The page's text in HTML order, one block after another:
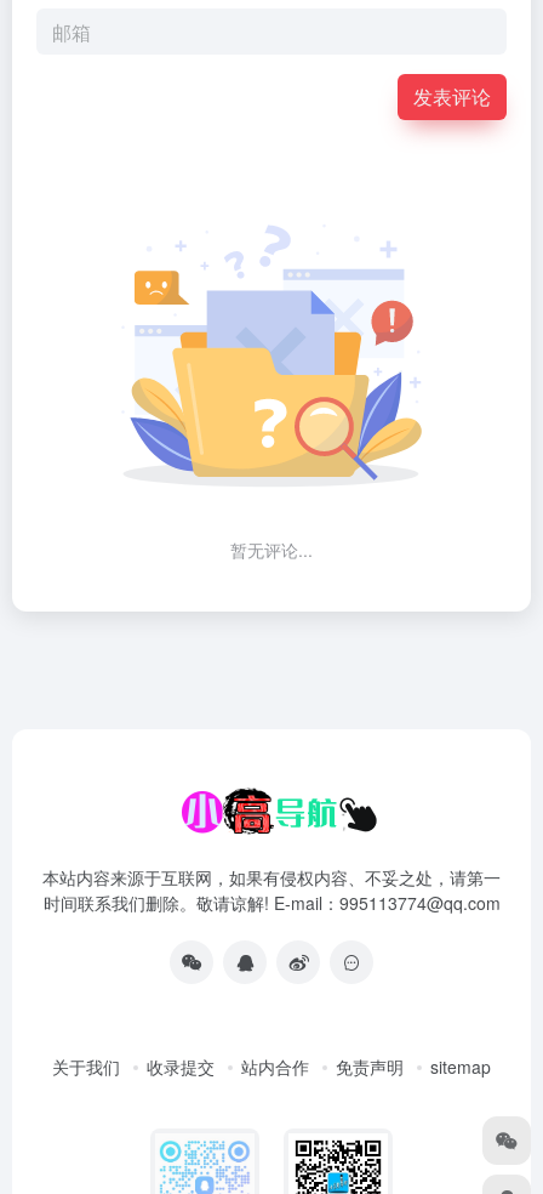
发表评论
暂无评论...
本站内容来源于互联网，如果有侵权内容、不妥之处，请第一
时间联系我们删除。敬请谅解! E-mail：995113774@qq.com
关于我们 收录提交 站内合作 免责声明 sitemap